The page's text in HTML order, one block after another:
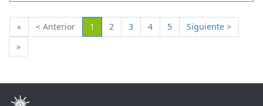
« < Anterior 1 (Actual)
2 3 4 5
Siguiente >
»